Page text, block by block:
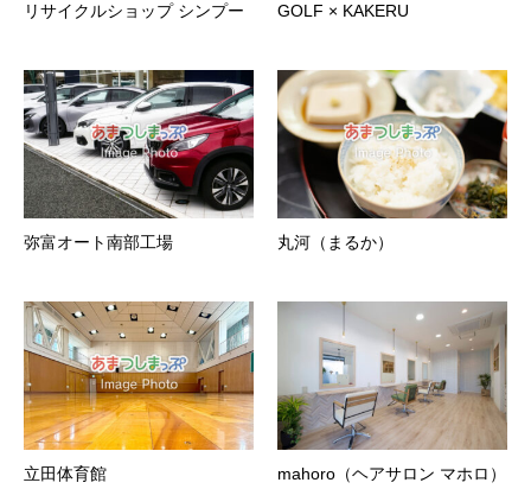
リサイクルショップ シンプー GOLF × KAKERU
弥富オート南部工場 丸河（まるか）
立田体育館 mahoro（ヘアサロン マホロ）